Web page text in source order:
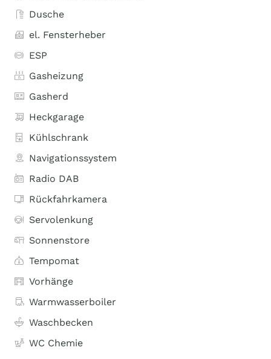
Dusche
el. Fensterheber
ESP
Gasheizung
Gasherd
Heckgarage
Kühlschrank
Navigationssystem
Radio DAB
Rückfahrkamera
Servolenkung
Sonnenstore
Tempomat
Vorhänge
Warmwasserboiler
Waschbecken
WC Chemie